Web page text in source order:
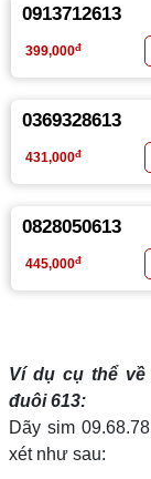
0913712613
399,000đ
0369328613
431,000đ
0828050613
445,000đ
Ví dụ cụ thể
đuôi 613:
Dãy sim
xét như sau: